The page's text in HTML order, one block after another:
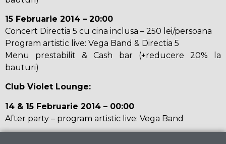
15 Februarie 2014 – 20:00
Concert Directia 5 cu cina inclusa – 250 lei/persoana
Program artistic live: Vega Band & Directia 5
Menu prestabilit & Cash bar (+reducere 20% la
bauturi)
Club Violet Lounge:
14 & 15 Februarie 2014 – 00:00
After party – program artistic live: Vega Band